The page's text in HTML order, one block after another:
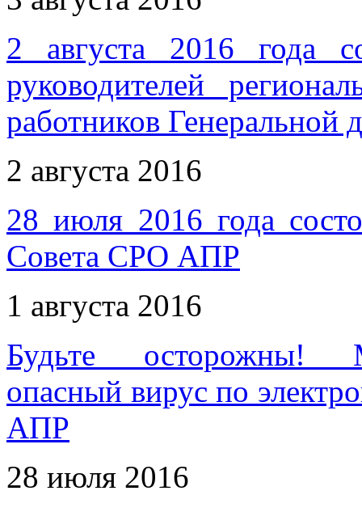
2 августа 2016 года
руководителей
работников Генеральной
2 августа 2016
28 июля 2016 года
Совета СРО АПР
1 августа 2016
Будьте осторожны!
опасный вирус по
АПР
28 июля 2016